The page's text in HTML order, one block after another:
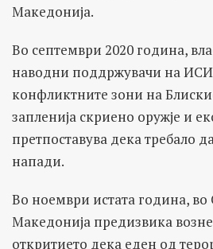
Македонија.
Во септември 2020 година,
наводни поддржувачи на
конфликтните зони на
запленија скриено оружје и
претпоставува дека требало
напади.
Во ноември истата година, во
Македонија предизвика
откритието дека еден од